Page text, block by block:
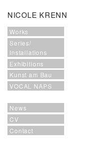
NICOLE KRENN
Works
Series/
Installations
Exhibitions
Kunst am Bau
VOCAL NAPS
News
CV
Contact